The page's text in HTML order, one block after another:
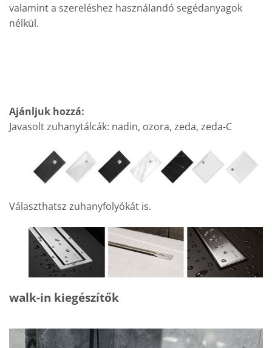
valamint a szereléshez használandó segédanyagok
nélkül.
Ajánljuk hozzá:
Javasolt zuhanytálcák: nadin, ozora, zeda, zeda-C
Választhatsz zuhanyfolyókát is.
walk-in kiegészítők